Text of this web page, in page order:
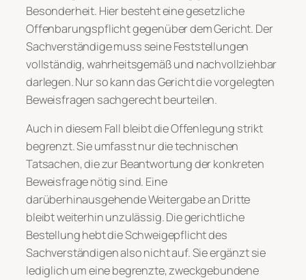
Besonderheit. Hier besteht eine gesetzliche
Offenbarungspflicht gegenüber dem Gericht. Der
Sachverständige muss seine Feststellungen
vollständig, wahrheitsgemäß und nachvollziehbar
darlegen. Nur so kann das Gericht die vorgelegten
Beweisfragen sachgerecht beurteilen.
Auch in diesem Fall bleibt die Offenlegung strikt
begrenzt. Sie umfasst nur die technischen
Tatsachen, die zur Beantwortung der konkreten
Beweisfrage nötig sind. Eine
darüberhinausgehende Weitergabe an Dritte
bleibt weiterhin unzulässig. Die gerichtliche
Bestellung hebt die Schweigepflicht des
Sachverständigen also nicht auf. Sie ergänzt sie
lediglich um eine begrenzte, zweckgebundene